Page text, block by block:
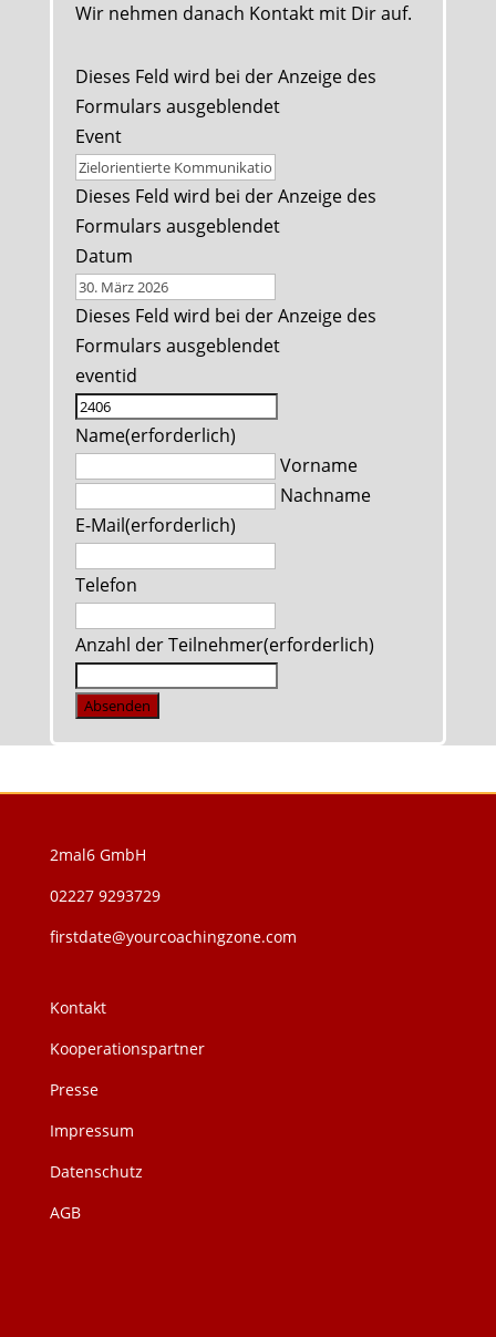
Wir nehmen danach Kontakt mit Dir auf.
Dieses Feld wird bei der Anzeige des
Formulars ausgeblendet
Event
Dieses Feld wird bei der Anzeige des
Formulars ausgeblendet
Datum
Dieses Feld wird bei der Anzeige des
Formulars ausgeblendet
eventid
Name(erforderlich)
Vorname
Nachname
E-Mail(erforderlich)
Telefon
Anzahl der Teilnehmer(erforderlich)
Absenden
2mal6 GmbH
02227 9293729
firstdate@yourcoachingzone.com
Kontakt
Kooperationspartner
Presse
Impressum
Datenschutz
AGB